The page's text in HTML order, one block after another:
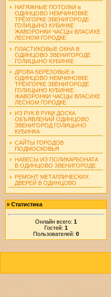
НАТЯЖНЫЕ ПОТОЛКИ в
ОДИНЦОВО НЕМЧИНОВКЕ
ТРЁХГОРКЕ ЗВЕНИГОРОДЕ
ГОЛИЦЫНО КУБИНКЕ
ЖАВОРОНКИ ЧАСЦЫ ВЛАСИХЕ
ЛЕСНОМ ГОРОДКЕ
ПЛАСТИКОВЫЕ ОКНА В
ОДИНЦОВО ЗВЕНИГОРОДЕ
ГОЛИЦЫНО КУБИНКЕ
ДРОВА БЕРЁЗОВЫЕ в
ОДИНЦОВО НЕМЧИНОВКЕ
ТРЁХГОРКЕ ЗВЕНИГОРОДЕ
ГОЛИЦЫНО КУБИНКЕ
ЖАВОРОНКИ ЧАСЦЫ ВЛАСИХЕ
ЛЕСНОМ ГОРОДКЕ
ИЗ РУК В РУКИ ДОСКА
ОБЪЯВЛЕНИЙ ОДИНЦОВО
ЗВЕНИГОРОД ГОЛИЦЫНО
КУБИНКА
САЙТЫ ГОРОДОВ
ПОДМОСКОВЬЯ
НАВЕСЫ ИЗ ПОЛИКАРБОНАТА
В ОДИНЦОВО ЗВЕНИГОРОДЕ
РЕМОНТ МЕТАЛЛИЧЕСКИХ
ДВЕРЕЙ В ОДИНЦОВО
» Статистика
Онлайн всего: 1
Гостей: 1
Пользователей: 0